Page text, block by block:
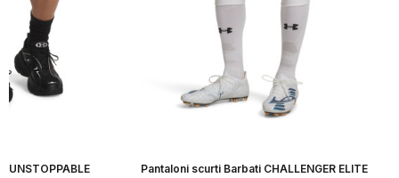
UNSTOPPABLE
Pantaloni scurti Barbati CHALLENGER ELITE